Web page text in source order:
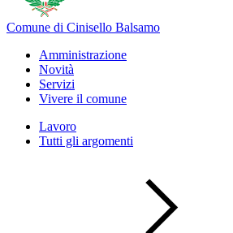
Comune di Cinisello Balsamo
Amministrazione
Novità
Servizi
Vivere il comune
Lavoro
Tutti gli argomenti